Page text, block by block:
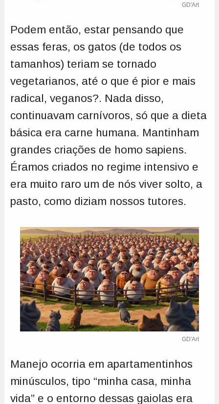
GD'Art
Podem então, estar pensando que
essas feras, os gatos (de todos os
tamanhos) teriam se tornado
vegetarianos, até o que é pior e mais
radical, veganos?. Nada disso,
continuavam carnívoros, só que a dieta
básica era carne humana. Mantinham
grandes criações de homo sapiens.
Éramos criados no regime intensivo e
era muito raro um de nós viver solto, a
pasto, como diziam nossos tutores.
GD'Art
Manejo ocorria em apartamentinhos
minúsculos, tipo “minha casa, minha
vida” e o entorno dessas gaiolas era